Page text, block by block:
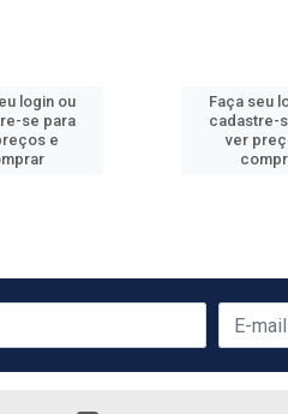
login ou
se para
e
Faça seu
cadastre-
ver